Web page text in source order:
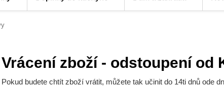
Vrácení zboží - odstoupení od
Pokud budete chtít zboží vrátit, můžete tak učinit do 14ti dnů ode